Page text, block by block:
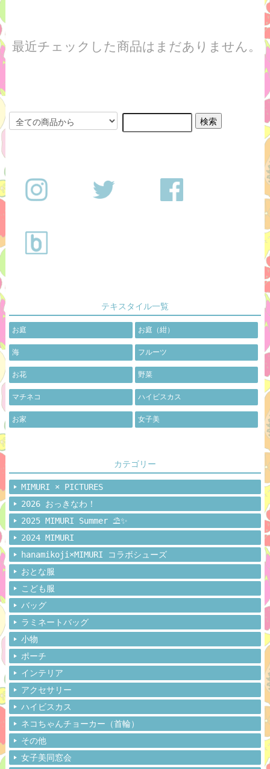
最近チェックした商品はまだありません。
テキスタイル一覧
お庭 お庭（紺）
海 フルーツ
お花 野菜
マチネコ ハイビスカス
お家 女子美
カテゴリー
MIMURI × PICTURES
2026 おっきなわ！
2025 MIMURI Summer ⛱️✨
2024 MIMURI
hanamikoji×MIMURI コラボシューズ
おとな服
こども服
バッグ
ラミネートバッグ
小物
ポーチ
インテリア
アクセサリー
ハイビスカス
ネコちゃんチョーカー（首輪）
その他
女子美同窓会